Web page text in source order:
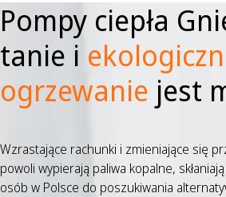
Pompy ciepła
tanie i
ogrzewanie jest
Wzrastające rachunki i zmieniające się
powoli wypierają paliwa kopalne,
osób w Polsce do poszukiwania